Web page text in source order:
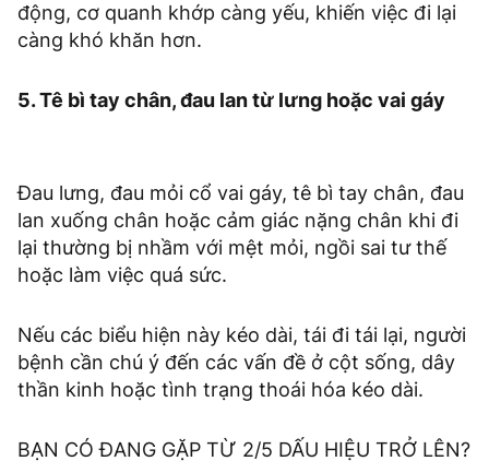
động, cơ quanh khớp càng yếu, khiến việc đi lại
càng khó khăn hơn.
5. Tê bì tay chân, đau lan từ lưng hoặc vai gáy
Đau lưng, đau mỏi cổ vai gáy, tê bì tay chân, đau
lan xuống chân hoặc cảm giác nặng chân khi đi
lại thường bị nhầm với mệt mỏi, ngồi sai tư thế
hoặc làm việc quá sức.
Nếu các biểu hiện này kéo dài, tái đi tái lại, người
bệnh cần chú ý đến các vấn đề ở cột sống, dây
thần kinh hoặc tình trạng thoái hóa kéo dài.
BẠN CÓ ĐANG GẶP TỪ 2/5 DẤU HIỆU TRỞ LÊN?